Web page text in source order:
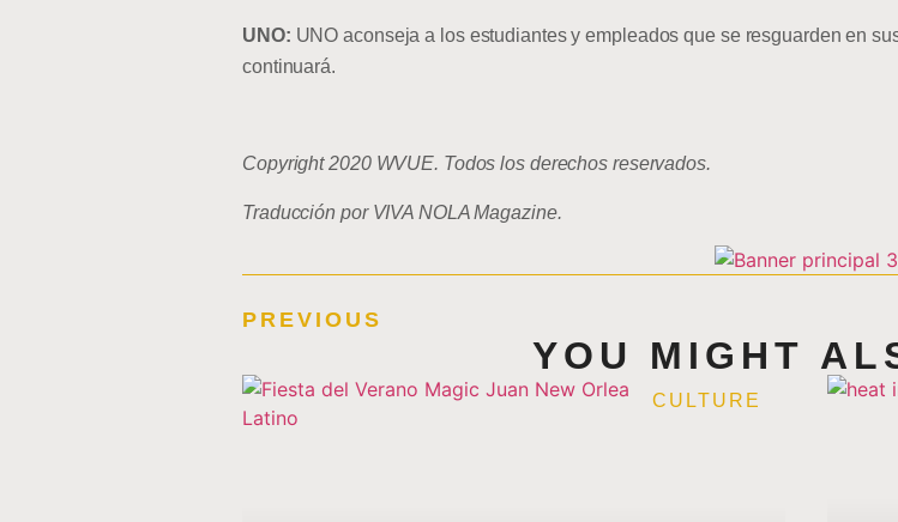
UNO: UNO aconseja a los estudiantes y empleados que se resguarden en
continuará.
Copyright 2020 WVUE. Todos los derechos reservados.
Traducción por VIVA NOLA Magazine.
PREVIOUS
YOU MIGHT
CULTURE